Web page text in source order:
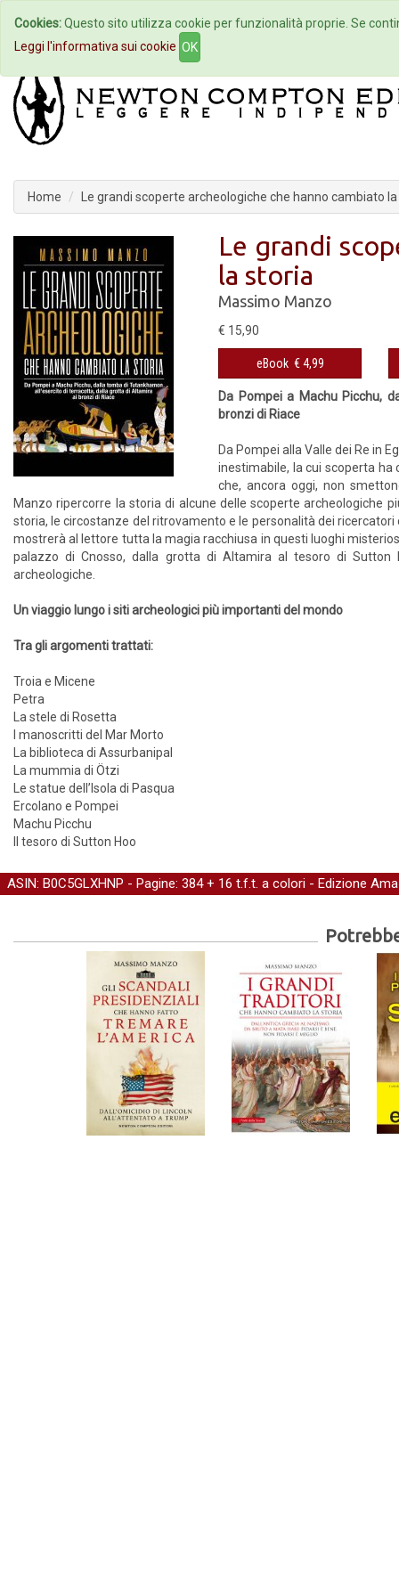
Home Autori Eventi
Home Le grandi scoperte archeologiche che hanno cambiato
Le grandi
la storia
Massimo Manzo
€ 15,90
eBook € 4,99
Da Pompei a Machu Picchu,
bronzi di Riace
Da Pompei alla Valle dei Re in
inestimabile, la cui scoperta ha
che, ancora oggi, non
Manzo ripercorre la storia di alcune delle scoperte archeologiche
storia, le circostanze del ritrovamento e le personalità dei
mostrerà al lettore tutta la magia racchiusa in questi luoghi
palazzo di Cnosso, dalla grotta di Altamira al tesoro di
archeologiche.
Un viaggio lungo i siti archeologici più importanti del mondo
Tra gli argomenti trattati:
Troia e Micene
Petra
La stele di Rosetta
I manoscritti del Mar Morto
La biblioteca di Assurbanipal
La mummia di Ötzi
Le statue dell’Isola di Pasqua
Ercolano e Pompei
Machu Picchu
Il tesoro di Sutton Hoo
ASIN: B0C5GLXHNP - Pagine: 384 + 16 t.f.t. a colori - Edizione
Cookies:Questo sito utilizza cookie per funzionalità proprie. Se
Leggi l'informativa sui cookie OK